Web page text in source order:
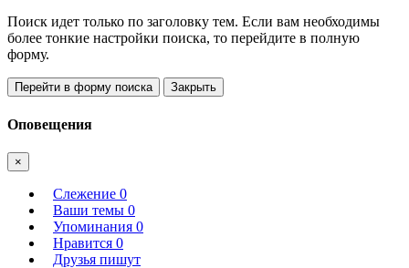
Поиск идет только по заголовку тем. Если вам необходимы
более тонкие настройки поиска, то перейдите в полную
форму.
Перейти в форму поиска Закрыть
Оповещения
×
Слежение 0
Ваши темы 0
Упоминания 0
Нравится 0
Друзья пишут